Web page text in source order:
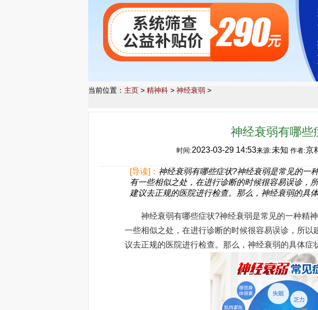
当前位置： 主页 > 精神科 > 神经衰弱 >
神经衰弱有哪些
时间:2023-03-29 14:53来源:未知 作者:京
[导读]： 神经衰弱有哪些症状?神经衰弱是常见的一
有一些相似之处，在进行诊断的时候很容易误诊，
建议去正规的医院进行检查。那么，神经衰弱的具
神经衰弱有哪些症状?神经衰弱是常见的一种精神
一些相似之处，在进行诊断的时候很容易误诊，所
议去正规的医院进行检查。那么，神经衰弱的具体症